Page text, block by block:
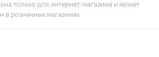
только для интернет-магазина и может
в розничных магазинах